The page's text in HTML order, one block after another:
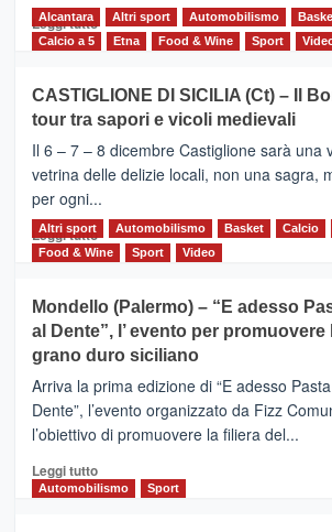
Leggi tutto Leggi
MOIO
ALCANTARA
–
Vivicittà,
alla
scoperta
del
territorio,
e
messaggi
di
Alcantara Altri sport Automobilismo
Calcio a 5
Etna Food & Wine Sport
CASTIGLIONE DI SICILIA (Ct) – Il
tour tra sapori e vicoli medievali
Il 6 – 7 – 8 dicembre Castiglione sarà una
vetrina delle delizie locali, non una sagra,
per ogni...
Leggi tuttoLeggi
di
CASTIGLIONE
DI
SICILIA
(Ct)
–
Il
Borgo
Gusto,
il
Altri sport Automobilismo Basket Calcio
Food & Wine
Sport Video
Mondello (Palermo) – “E adesso
al Dente”, l’ evento per promuovere
grano duro siciliano
Arriva la prima edizione di “E adesso
Dente”, l’evento organizzato da Fizz
l’obiettivo di promuovere la filiera del...
Leggi tuttoLeggi
di
Automobilismo Sport